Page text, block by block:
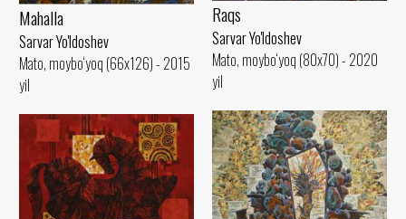
Raqs
Sarvar Yo'ldoshev
Mato, moybo‘yoq (80x70) - 2020
yil
Mahalla
Sarvar Yo'ldoshev
Mato, moybo‘yoq (66x126) - 2015
yil